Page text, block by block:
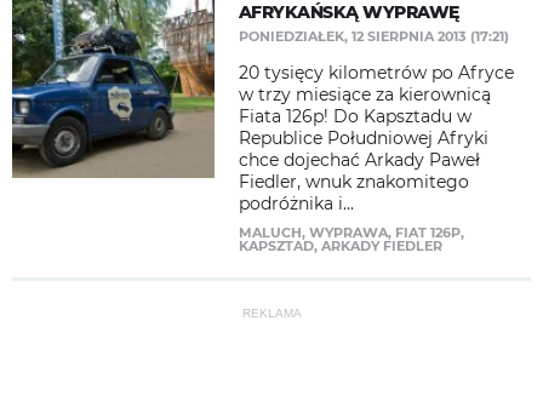
AFRYKAŃSKĄ WYPRAWĘ
PONIEDZIAŁEK, 12 SIERPNIA 2013 (17:21)
20 tysięcy kilometrów po Afryce
w trzy miesiące za kierownicą
Fiata 126p! Do Kapsztadu w
Republice Południowej Afryki
chce dojechać Arkady Paweł
Fiedler, wnuk znakomitego
podróżnika i...
MALUCH, WYPRAWA, FIAT 126P,
KAPSZTAD, ARKADY FIEDLER
REKLAMA